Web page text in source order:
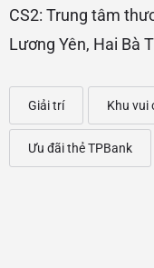
CS2: Trung tâm
Lương Yên, Hai Bà
Giải trí Khu vui
Ưu đãi thẻ TPBank